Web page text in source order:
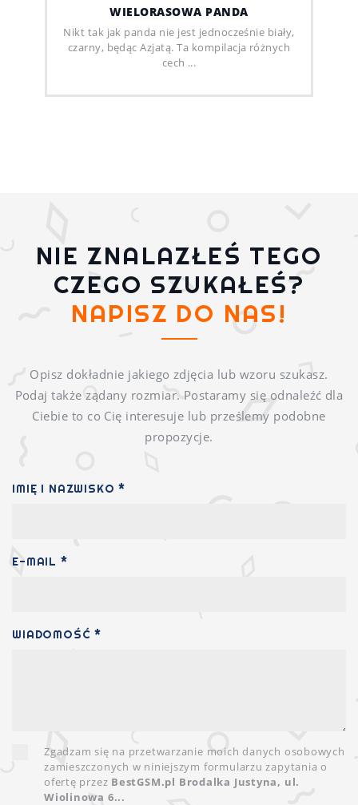
WIELORASOWA PANDA
Nikt tak jak panda nie jest jednocześnie biały,
czarny, będąc Azjatą. Ta kompilacja różnych
cech ...
NIE ZNALAZŁEŚ TEGO
CZEGO SZUKAŁEŚ?
NAPISZ DO NAS!
Opisz dokładnie jakiego zdjęcia lub wzoru szukasz.
Podaj także ządany rozmiar. Postaramy się odnaleźć dla
Ciebie to co Cię interesuje lub prześlemy podobne
propozycje.
IMIĘ I NAZWISKO *
E-MAIL *
WIADOMOŚĆ *
Zgadzam się na przetwarzanie moich danych osobowych
zamieszczonych w niniejszym formularzu zapytania o
ofertę przez BestGSM.pl Brodalka Justyna, ul.
Wiolinowa 6...